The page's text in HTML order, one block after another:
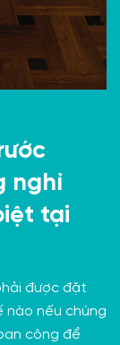
nghỉ
tại
được đặt
nào nếu chúng
công để